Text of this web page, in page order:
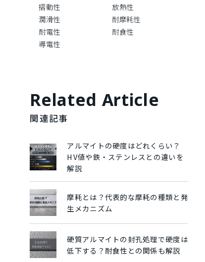
摺動性
放熱性
潤滑性
耐摩耗性
耐電性
耐食性
導電性
Related Article
関連記事
アルマイトの硬度はどれくらい？
HV値や鉄・ステンレスとの違いを
解説
摩耗とは？代表的な摩耗の種類と発
生メカニズム
硬質アルマイトの封孔処理で硬度は
低下する？耐食性との関係も解説